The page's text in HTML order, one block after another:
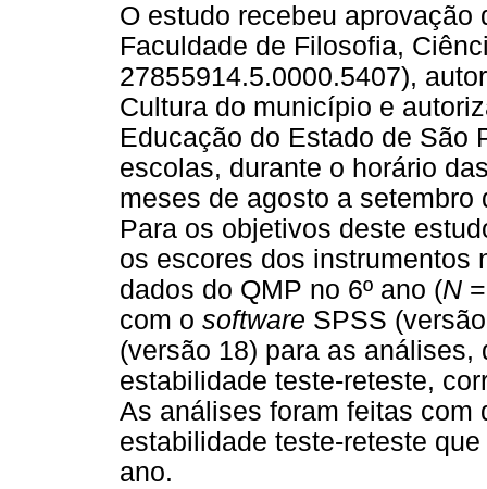
O estudo recebeu
Faculdade de Filosofia,
27855914.5.0000.5407),
Cultura do município e
Educação do Estado de São
escolas, durante o horário
meses de agosto a
Para os objetivos deste
os escores dos instrumentos
dados do QMP no 6º ano (N
com o software SPSS
(versão 18) para as
estabilidade teste-reteste,
As análises foram feitas com
estabilidade teste-reteste
ano.